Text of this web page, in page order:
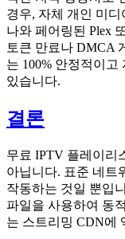
경우, 자체 개인 미디
나와 페어링된 Plex
토큰 만료나 DMCA
는 100% 안정적이
있습니다.
결론
무료 IPTV 플레이리
아닙니다. 표준 네트
작동하는 것일 뿐입
파일을 사용하여 동
는 스트리밍 CDN에